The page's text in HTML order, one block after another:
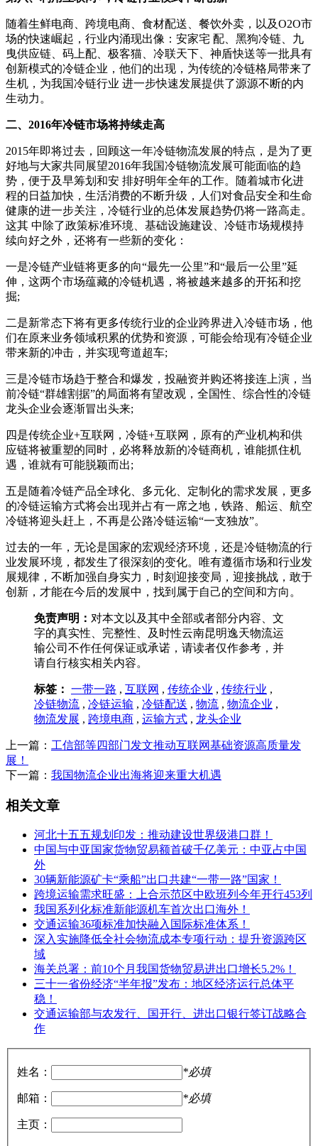
随着生鲜电商、跨境电商、食材配送、餐饮外卖，以及O2O市
场的快速崛起，行业内涌现出像：安家宅 配、黑狗冷链、九
曳供应链、码上配、极客猫、冷联天下、神盾快送等一批具有
创新模式的冷链企业，他们的出现，为传统的冷链格局带来了
生机，为我国冷链行业 进一步快速发展提供了源源不断的内
生动力。
二、2016年冷链市场将持续走高
2015年即将过去，回顾这一年冷链物流发展的特点，是为了更
好地与大家共同展望2016年我国冷链物流发展可能面临的趋
势，便于及早筹划和安 排好明年全年的工作。随着城市化进
程的日益加快，生活消费的不断升级，人们对食品安全和生命
健康的进一步关注，冷链行业的总体发展趋势仍将一路高走。
这其 中除了政策标准环境、基础设施建设、冷链市场规模持
续向好之外，还将有一些新的变化：
一是冷链产业链将更多的向“最先一公里”和“最后一公里”延
伸，这两个市场蕴藏的冷链机遇，将被越来越多的开拓和挖
掘;
二是新常态下将有更多传统行业的企业跨界进入冷链市场，他
们在原来业务领域积累的优势和资源，可能会给现有冷链企业
带来新的冲击，并实现弯道超车;
三是冷链市场趋于整合和爆发，投融资并购还将接连上演，当
前冷链“群雄割据”的局面将有望改观，全国性、综合性的冷链
龙头企业会逐渐冒出头来;
四是传统企业+互联网，冷链+互联网，原有的产业机构和供
应链将被重塑的同时，必将释放新的冷链商机，谁能抓住机
遇，谁就有可能脱颖而出;
五是随着冷链产品全球化、多元化、定制化的需求发展，更多
的冷链运输方式将会出现并占有一席之地，铁路、船运、航空
冷链将迎头赶上，不再是公路冷链运输“一支独放”。
过去的一年，无论是国家的宏观经济环境，还是冷链物流的行
业发展环境，都发生了很深刻的变化。唯有遵循市场和行业发
展规律，不断加强自身实力，时刻迎接变局，迎接挑战，敢于
创新，才能在今后的发展中，找到属于自己的空间和方向。
免责声明： 对本文以及其中全部或者部分内容、文
字的真实性、完整性、及时性云南昆明逸天物流运
输公司不作任何保证或承诺，请读者仅作参考，并
请自行核实相关内容。
标签： 一带一路 , 互联网 , 传统企业 , 传统行业 ,
冷链物流 , 冷链运输 , 冷链配送 , 物流 , 物流企业 ,
物流发展 , 跨境电商 , 运输方式 , 龙头企业
上一篇： 工信部等四部门发文推动互联网基础资源高质量发
展！
下一篇： 我国物流企业出海将迎来重大机遇
相关文章
河北十五五规划印发：推动建设世界级港口群！
中国与中亚国家货物贸易额首破千亿美元：中亚占中国
外
30辆新能源矿卡“乘船”出口共建“一带一路”国家！
跨境运输需求旺盛：上合示范区中欧班列今年开行453列
我国系列化标准新能源机车首次出口海外！
交通运输36项标准加快融入国际标准体系！
深入实施降低全社会物流成本专项行动：提升资源跨区
域
海关总署：前10个月我国货物贸易进出口增长5.2%！
三十一省份经济“半年报”发布：地区经济运行总体平
稳！
交通运输部与农发行、国开行、进出口银行签订战略合
作
姓名： *必填
邮箱： *必填
主页：